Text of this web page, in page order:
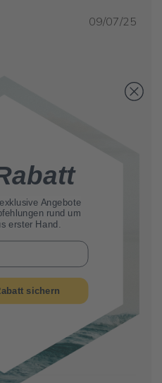
09/07/25
oggi in commercio, fatto con
quality.
exklusive Angebote
rund um
erster Hand.
sichern